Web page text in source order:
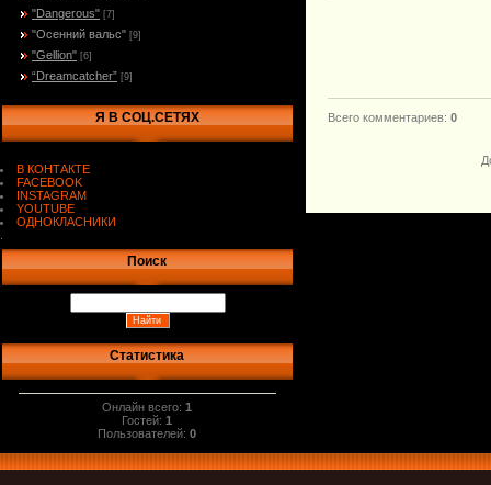
"Dangerous" [7]
"Осенний вальс" [9]
"Gellion" [6]
“Dreamcatcher” [9]
Я В СОЦ.СЕТЯХ
В КОНТАКТЕ
FACEBOOK
INSTAGRAM
YOUTUBE
ОДНОКЛАСНИКИ
Поиск
Статистика
Онлайн всего:1
Гостей:1
Пользователей:0
Всего комментариев: 0